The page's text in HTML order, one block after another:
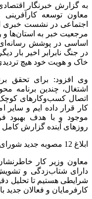
به گزارش خبرنگار
معاون توسعه
مرجعیت خبر به استان‌ها
اساسی در پوشش رسانه‌ای
در جنگ نابرابر اخیر بار
خاک و هویت خود هیچ
وی افزود: برای تحقق
اشتغال، چندین برنامه
اتصال کسب‌وکارهای کوچک
کار قرار داده ایم و سایر
موجود و با هدف بهبود
روزهای آینده گزارش کامل
ابلاغ 12 مصوبه جدید شورای عالی اشتغال
معاون وزیر کار
دارای شتاب‌زدگی و
شرایطی هستیم تا تحلیل
کارفرمایان و فعالان جدید